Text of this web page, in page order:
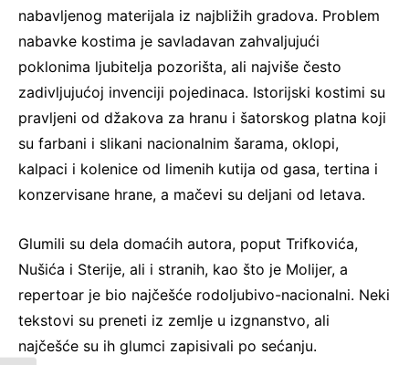
nabavljenog materijala iz najbližih gradova. Problem
nabavke kostima je savladavan zahvaljujući
poklonima ljubitelja pozorišta, ali najviše često
zadivljujućoj invenciji pojedinaca. Istorijski kostimi su
pravljeni od džakova za hranu i šatorskog platna koji
su farbani i slikani nacionalnim šarama, oklopi,
kalpaci i kolenice od limenih kutija od gasa, tertina i
konzervisane hrane, a mačevi su deljani od letava.
Glumili su dela domaćih autora, poput Trifkovića,
Nušića i Sterije, ali i stranih, kao što je Molijer, a
repertoar je bio najčešće rodoljubivo-nacionalni. Neki
tekstovi su preneti iz zemlje u izgnanstvo, ali
najčešće su ih glumci zapisivali po sećanju.